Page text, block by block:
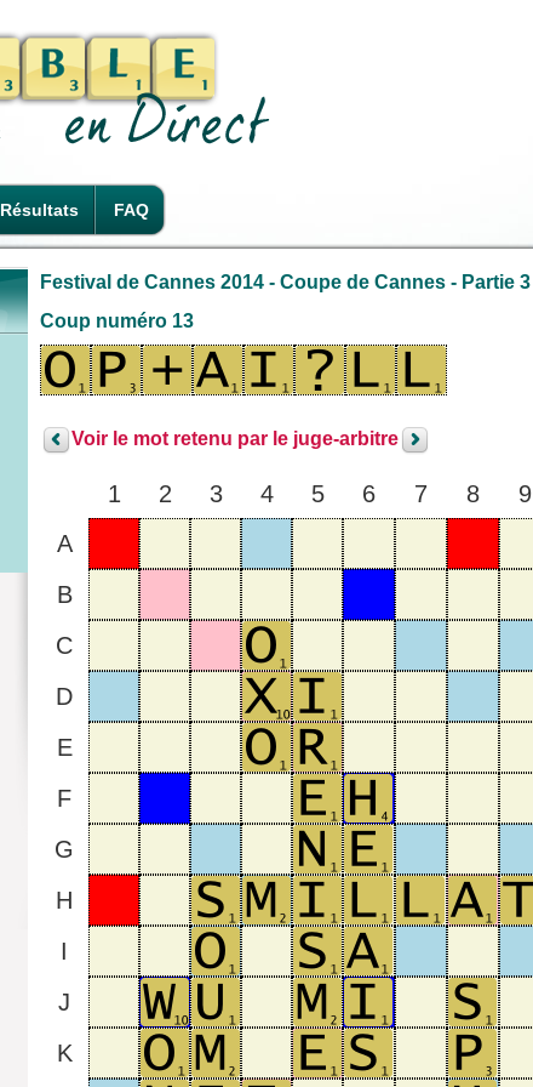
Résultats FAQ
Festival de Cannes 2014 - Coupe de Cannes - Partie 3
Coup numéro 13
Voir le mot retenu par le juge-arbitre
1 2 3 4 5 6 7 8 9
A
B
C
D
E
F
G
H
I
J
K